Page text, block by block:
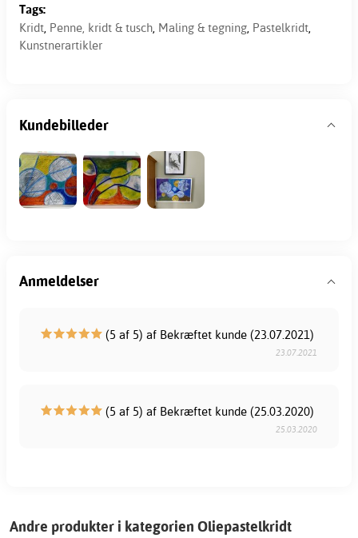
Tags:
Kridt, Penne, kridt & tusch, Maling & tegning, Pastelkridt,
Kunstnerartikler
Kundebilleder
Anmeldelser
(5 af 5) af Bekræftet kunde (23.07.2021)
23.07.2021
(5 af 5) af Bekræftet kunde (25.03.2020)
25.03.2020
Andre produkter i kategorien Oliepastelkridt